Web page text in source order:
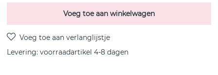
Voeg toe aan winkelwagen
Levering: voorraadartikel 4-8 dagen